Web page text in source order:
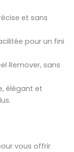
et sans
pour un fini
Remover, sans
élégant et
vous offrir